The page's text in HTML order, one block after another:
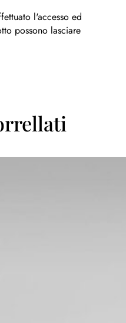
l'accesso ed
possono lasciare